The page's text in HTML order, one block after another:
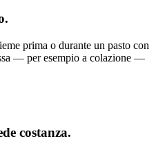
prima o durante un pasto con
— per esempio a colazione —
costanza.